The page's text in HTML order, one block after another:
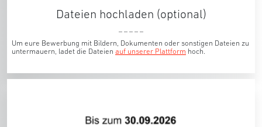
Dateien hochladen (optional)
Um eure Bewerbung mit Bildern, Dokumenten oder sonstigen Dateien zu
untermauern, ladet die Dateien auf unserer Plattform hoch.